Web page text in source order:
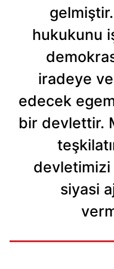
hukukunu
iradeye
edecek
bir devlettir.
siyasi